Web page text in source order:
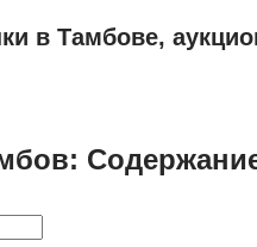
в Тамбове,